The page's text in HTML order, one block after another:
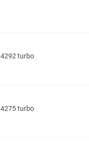
turbo
turbo